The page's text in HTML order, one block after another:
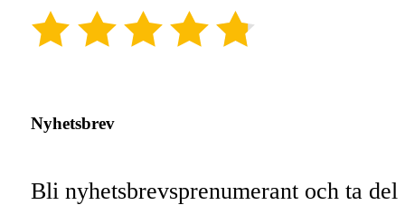
Nyhetsbrev
Bli nyhetsbrevsprenumerant och ta del